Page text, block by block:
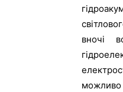
вночі
можливо